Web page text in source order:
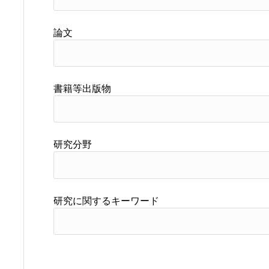
論文
書籍等出版物
研究分野
研究に関するキーワード